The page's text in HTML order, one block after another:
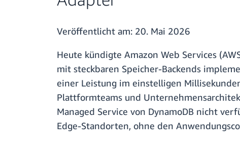
Veröffentlicht am: 20. Mai 2026
Heute kündigte Amazon Web Services
mit steckbaren Speicher-Backends
einer Leistung im einstelligen
Plattformteams und
Managed Service von DynamoDB nicht
Edge-Standorten, ohne den